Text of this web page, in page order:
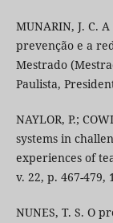
MUNARIN, J. C.
prevenção e a
Mestrado
Paulista,
NAYLOR, P.;
systems in
experiences of
v. 22, p. 467-479,
NUNES, T. S. O